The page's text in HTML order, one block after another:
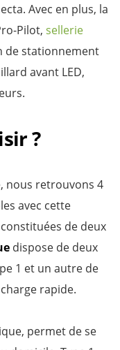
Avec en plus, la
Pilot, sellerie
de stationnement
avant LED,
?
nous retrouvons 4
avec cette
de deux
dispose de deux
1 et un autre de
rapide.
permet de se